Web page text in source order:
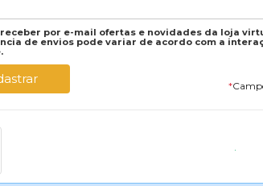
por e-mail ofertas e novidades da loja
de envios pode variar de acordo com a
*